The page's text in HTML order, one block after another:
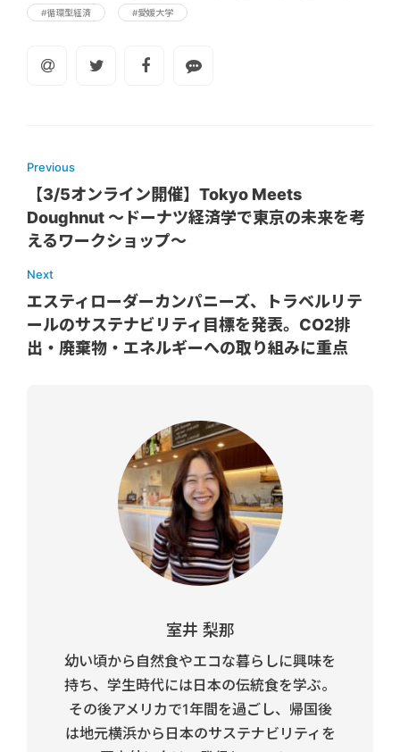
#循環型経済 #愛媛大学
Previous
【3/5オンライン開催】Tokyo Meets
Doughnut 〜ドーナツ経済学で東京の未来を考
えるワークショップ〜
Next
エスティローダーカンパニーズ、トラベルリテ
ールのサステナビリティ目標を発表。CO2排
出・廃棄物・エネルギーへの取り組みに重点
室井 梨那
幼い頃から自然食やエコな暮らしに興味を
持ち、学生時代には日本の伝統食を学ぶ。
その後アメリカで1年間を過ごし、帰国後
は地元横浜から日本のサステナビリティを